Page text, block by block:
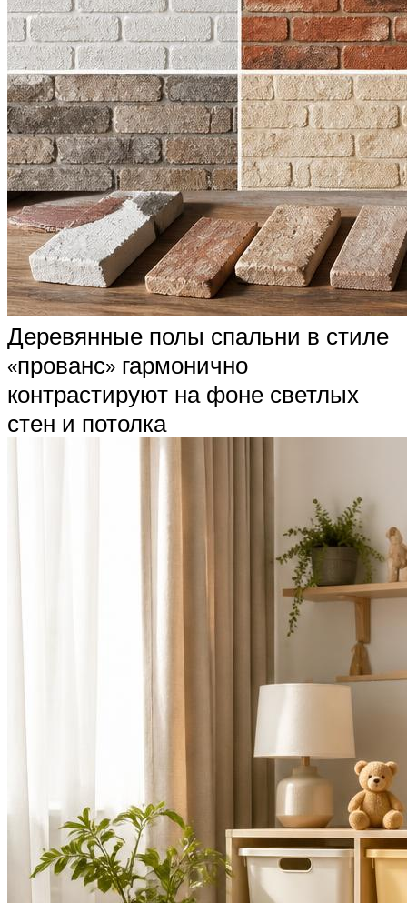
Деревянные полы спальни в стиле
«прованс» гармонично
контрастируют на фоне светлых
стен и потолка